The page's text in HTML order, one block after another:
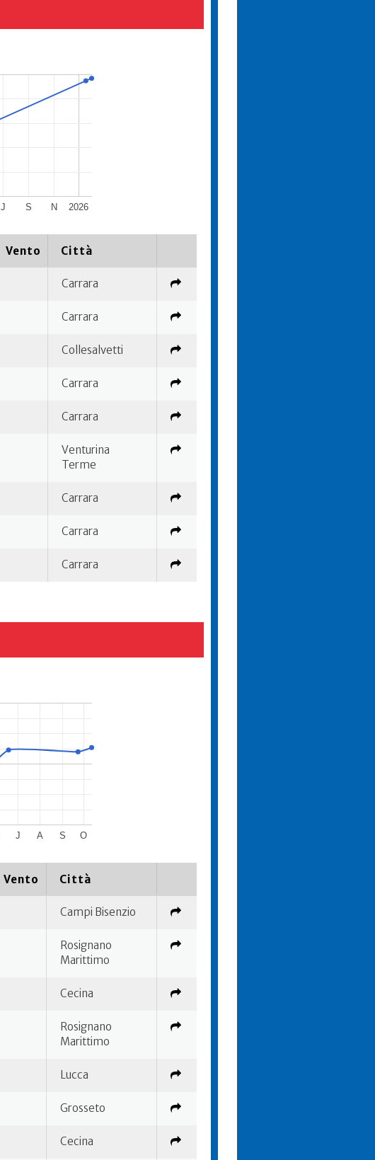
2026
J S N
Vento Città
Carrara
Carrara
Collesalvetti
Carrara
Carrara
Venturina
Terme
Carrara
Carrara
Carrara
J A S O
Vento Città
Campi Bisenzio
Rosignano
Marittimo
Cecina
Rosignano
Marittimo
Lucca
Grosseto
Cecina